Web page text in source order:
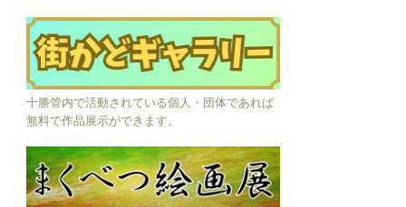
毎月第３日曜日開催。
十勝管内で活動されている個人・団体であれば
無料で作品展示ができます。